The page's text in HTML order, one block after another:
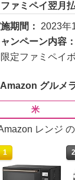
ファミペイ翌月
期間： 2023年
ンペーン内容：
限定ファミペイ
Amazon グルメ
米
1 2
1 2
1 2
レンジ
1 2